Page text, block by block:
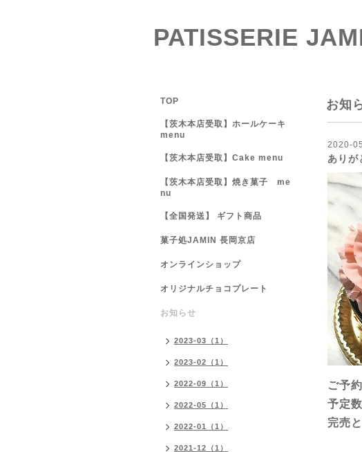
PATISSERIE
お知
2020-
ありが
ご予
予定
完売
TOP
【茨木本店受取】ホールケーキ
menu
【茨木本店受取】Cake menu
【茨木本店受取】焼き菓子 me
nu
【全国発送】 ギフト商品
菓子処JAMIN 長岡京店
オンラインショップ
オリジナルチョコプレート
お知らせ
2023-03（1）
2023-02（1）
2022-09（1）
2022-05（1）
2022-01（1）
2021-12（1）